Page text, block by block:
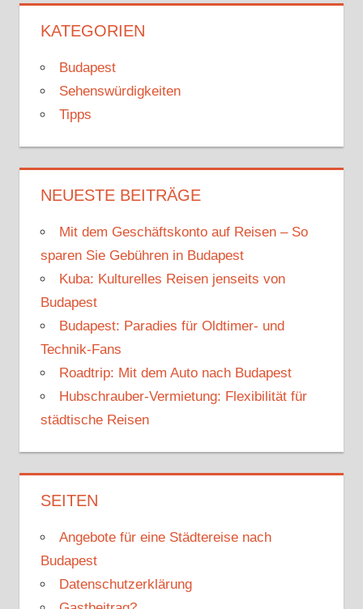
KATEGORIEN
Budapest
Sehenswürdigkeiten
Tipps
NEUESTE BEITRÄGE
Mit dem Geschäftskonto auf Reisen – So
sparen Sie Gebühren in Budapest
Kuba: Kulturelles Reisen jenseits von
Budapest
Budapest: Paradies für Oldtimer- und
Technik-Fans
Roadtrip: Mit dem Auto nach Budapest
Hubschrauber-Vermietung: Flexibilität für
städtische Reisen
SEITEN
Angebote für eine Städtereise nach
Budapest
Datenschutzerklärung